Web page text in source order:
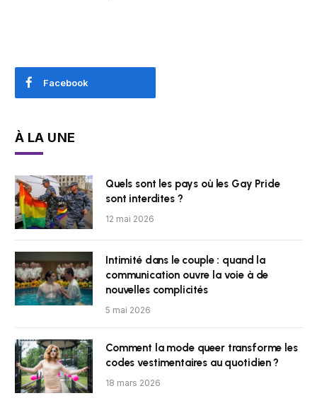
Facebook
À LA UNE
Quels sont les pays où les Gay Pride
sont interdites ?
12 mai 2026
Intimité dans le couple : quand la
communication ouvre la voie à de
nouvelles complicités
5 mai 2026
Comment la mode queer transforme les
codes vestimentaires au quotidien ?
18 mars 2026